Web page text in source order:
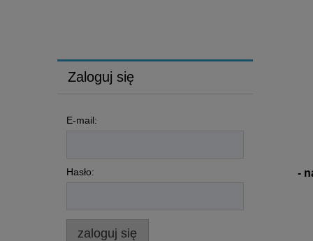
Zaloguj się
E-mail:
Hasło:
zaloguj się
-